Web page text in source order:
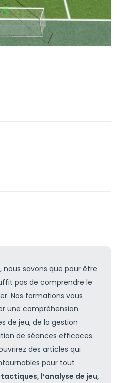
, nous savons que pour être
pas de comprendre le
Nos formations vous
une compréhension
de jeu, de la gestion
de séances efficaces.
des articles qui
pour tout
l’analyse de jeu,